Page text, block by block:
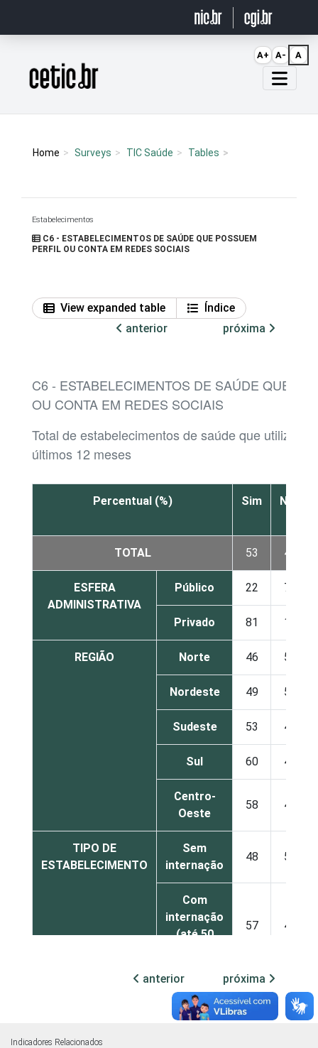
Página inicial
Home Surveys TIC Saúde Tables
Estabelecimentos
C6 - ESTABELECIMENTOS DE SAÚDE QUE POSSUEM
PERFIL OU CONTA EM REDES SOCIAIS
View expanded table
Índice
anterior
próxima
C6 - ESTABELECIMENTOS DE SAÚDE QUE
OU CONTA EM REDES SOCIAIS
Total de estabelecimentos de saúde que
últimos 12 meses
Percentual (%) Sim Não
TOTAL 53 46
ESFERA
ADMINISTRATIVA
Público 22 76
Privado 81 18
REGIÃO Norte 46 53
Nordeste 49 50
Sudeste 53 46
Sul 60 40
Centro-
Oeste
58 41
TIPO DE
ESTABELECIMENTO
Sem
internação
48 51
Com
internação
(até 50
57 42
Com
internação
(mais de
76 23
anterior próxima
Indicadores Relacionados
A+ A- A